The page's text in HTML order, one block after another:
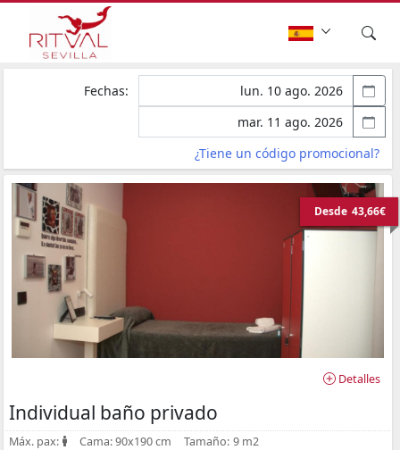
Fechas:
¿Tiene un código promocional?
Desde 43,66€
Detalles
Individual baño privado
Máx. pax: Cama: 90x190 cm Tamaño: 9 m2